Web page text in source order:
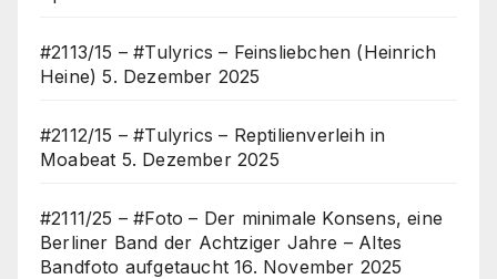
#2113/15 – #Tulyrics – Feinsliebchen (Heinrich
Heine) 5. Dezember 2025
#2112/15 – #Tulyrics – Reptilienverleih in
Moabeat 5. Dezember 2025
#2111/25 – #Foto – Der minimale Konsens, eine
Berliner Band der Achtziger Jahre – Altes
Bandfoto aufgetaucht 16. November 2025